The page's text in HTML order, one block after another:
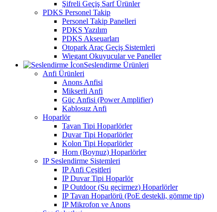
Şifreli Geçiş Sarf Ürünler
PDKS Personel Takip
Personel Takip Panelleri
PDKS Yazılım
PDKS Akseuarları
Otopark Araç Geçiş Sistemleri
Wiegant Okuyucular ve Paneller
Seslendirme Ürünleri
Anfi Ürünleri
Anons Anfisi
Mikserli Anfi
Güç Anfisi (Power Amplifier)
Kablosuz Anfi
Hoparlör
Tavan Tipi Hoparlörler
Duvar Tipi Hoparlörler
Kolon Tipi Hoparlörler
Horn (Boynuz) Hoparlörler
IP Seslendirme Sistemleri
IP Anfi Çeşitleri
IP Duvar Tipi Hoparlör
IP Outdoor (Su geçirmez) Hoparlörler
IP Tavan Hoparlörü (PoE destekli, gömme tip)
IP Mikrofon ve Anons